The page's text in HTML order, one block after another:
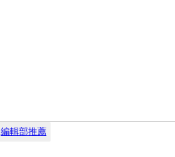
編輯部推薦